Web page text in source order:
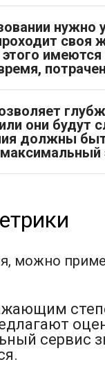
нужно
этого
они будут
должны
можно
сервис